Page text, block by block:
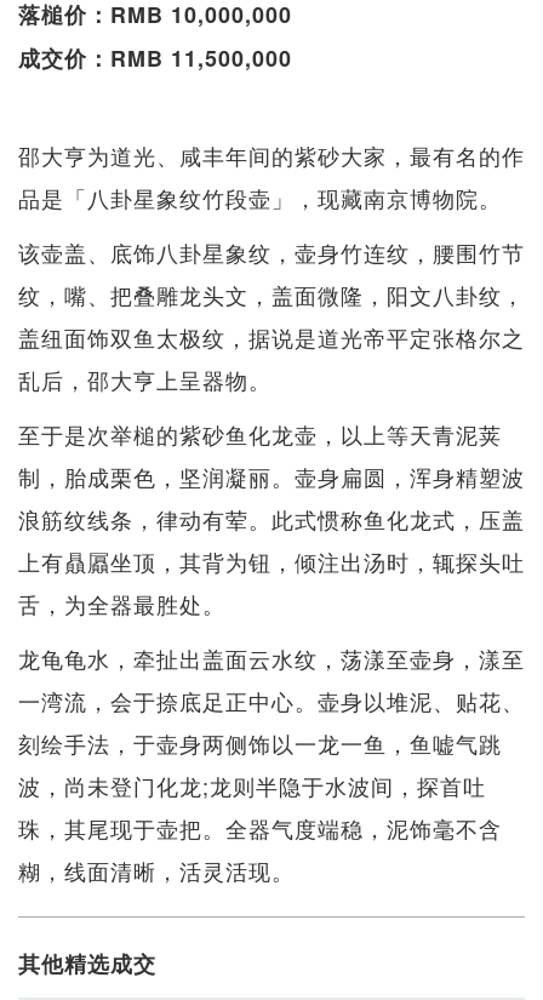
落槌价：RMB 10,000,000
成交价：RMB 11,500,000
邵大亨为道光、咸丰年间的紫砂大家，最有名的作
品是「八卦星象纹竹段壶」，现藏南京博物院。
该壶盖、底饰八卦星象纹，壶身竹连纹，腰围竹节
纹，嘴、把叠雕龙头文，盖面微隆，阳文八卦纹，
盖纽面饰双鱼太极纹，据说是道光帝平定张格尔之
乱后，邵大亨上呈器物。
至于是次举槌的紫砂鱼化龙壶，以上等天青泥荚
制，胎成栗色，坚润凝丽。壶身扁圆，浑身精塑波
浪筋纹线条，律动有荤。此式惯称鱼化龙式，压盖
上有贔屭坐顶，其背为钮，倾注出汤时，辄探头吐
舌，为全器最胜处。
龙龟龟水，牵扯出盖面云水纹，荡漾至壶身，漾至
一湾流，会于捺底足正中心。壶身以堆泥、贴花、
刻绘手法，于壶身两侧饰以一龙一鱼，鱼嘘气跳
波，尚未登门化龙;龙则半隐于水波间，探首吐
珠，其尾现于壶把。全器气度端稳，泥饰毫不含
糊，线面清晰，活灵活现。
其他精选成交